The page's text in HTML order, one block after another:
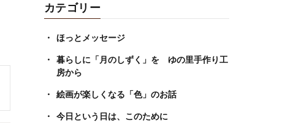
カテゴリー
ほっとメッセージ
暮らしに「月のしずく」を ゆの里手作り工
房から
絵画が楽しくなる「色」のお話
今日という日は、このために